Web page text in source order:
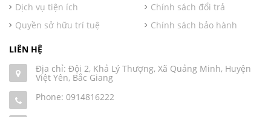
Dịch vụ tiện ích
Quyền sở hữu trí tuệ
Chính sách đổi trả
Chính sách bảo hành
LIÊN HỆ
Địa chỉ: Đội 2, Khả Lý Thượng, Xã Quảng Minh, Huyện
Việt Yên, Bắc Giang
Phone: 0914816222